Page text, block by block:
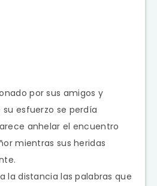
por sus amigos y
esfuerzo se perdía
anhelar el encuentro
mientras sus heridas
la distancia las palabras que